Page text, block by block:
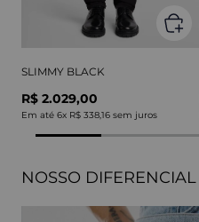
SLIMMY BLACK
R$ 2.029,00
Em até 6x R$ 338,16 sem juros
NOSSO DIFERENCIAL